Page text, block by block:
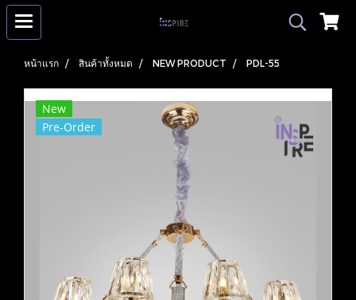
หน้าแรก สินค้าทั้งหมด NEW PRODUCT PDL-55
New
Pre-Order